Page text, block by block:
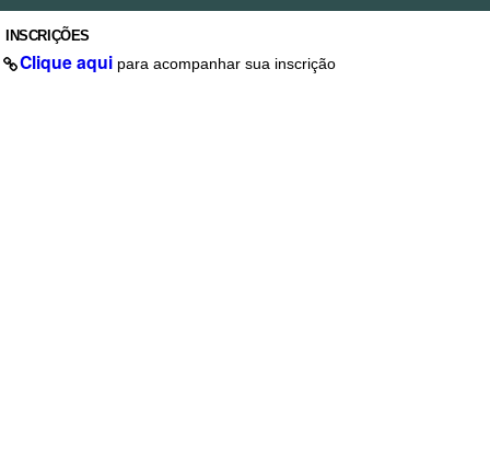
INSCRIÇÕES
Clique aqui para acompanhar sua inscrição